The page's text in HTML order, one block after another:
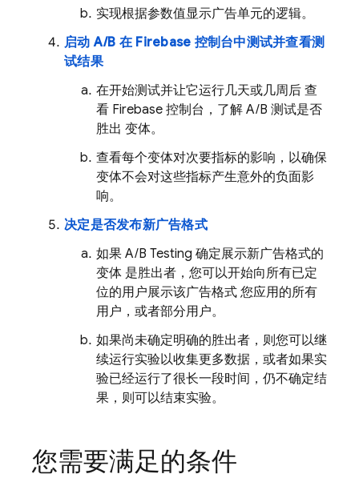
实现根据参数值显示广告单元的逻辑。
启动 A/B 在 Firebase 控制台中测试并查看测
试结果
在开始测试并让它运行几天或几周后 查
看 Firebase 控制台，了解 A/B 测试是否
胜出 变体。
查看每个变体对次要指标的影响，以确保
变体不会对这些指标产生意外的负面影
响。
决定是否发布新广告格式
如果 A/B Testing 确定展示新广告格式的
变体 是胜出者，您可以开始向所有已定
位的用户展示该广告格式 您应用的所有
用户，或者部分用户。
如果尚未确定明确的胜出者，则您可以继
续运行实验以收集更多数据，或者如果实
验已经运行了很长一段时间，仍不确定结
果，则可以结束实验。
您需要满足的条件